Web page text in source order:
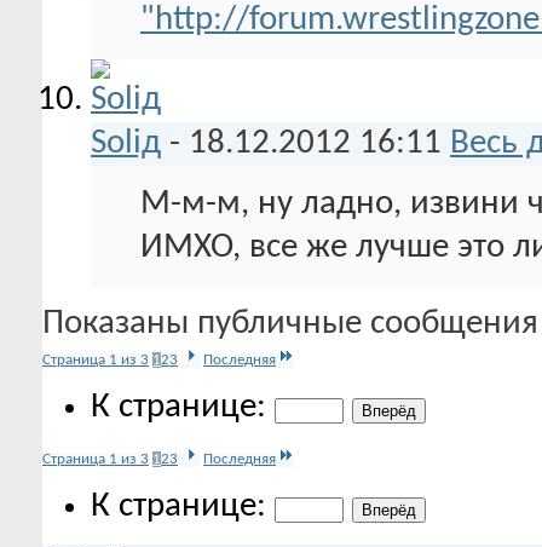
"http://
Soliд - 18.12.2012 16:11 Весь
М-м-м, ну ладно, извини
ИМХО, все же лучше это
Показаны публичные
Страница 1 из 3 123 Последняя
К странице:
Страница 1 из 3 123 Последняя
К странице: